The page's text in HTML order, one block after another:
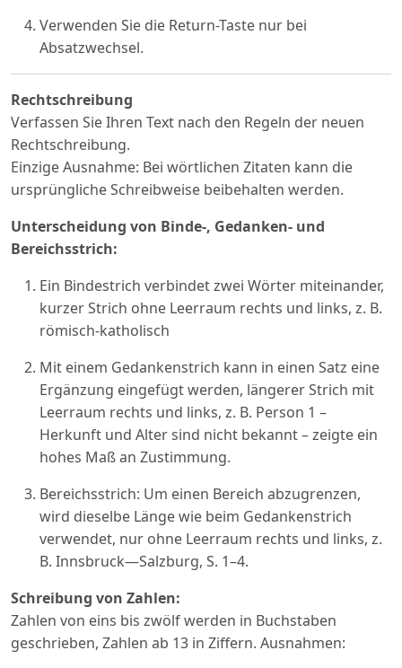
Verwenden Sie die Return-Taste nur bei
Absatzwechsel.
Rechtschreibung
Verfassen Sie Ihren Text nach den Regeln der neuen
Rechtschreibung.
Einzige Ausnahme: Bei wörtlichen Zitaten kann die
ursprüngliche Schreibweise beibehalten werden.
Unterscheidung von Binde-, Gedanken- und
Bereichsstrich:
Ein Bindestrich verbindet zwei Wörter miteinander,
kurzer Strich ohne Leerraum rechts und links, z. B.
römisch-katholisch
Mit einem Gedankenstrich kann in einen Satz eine
Ergänzung eingefügt werden, längerer Strich mit
Leerraum rechts und links, z. B. Person 1 –
Herkunft und Alter sind nicht bekannt – zeigte ein
hohes Maß an Zustimmung.
Bereichsstrich: Um einen Bereich abzugrenzen,
wird dieselbe Länge wie beim Gedankenstrich
verwendet, nur ohne Leerraum rechts und links, z.
B. Innsbruck—Salzburg, S. 1–4.
Schreibung von Zahlen:
Zahlen von eins bis zwölf werden in Buchstaben
geschrieben, Zahlen ab 13 in Ziffern. Ausnahmen: